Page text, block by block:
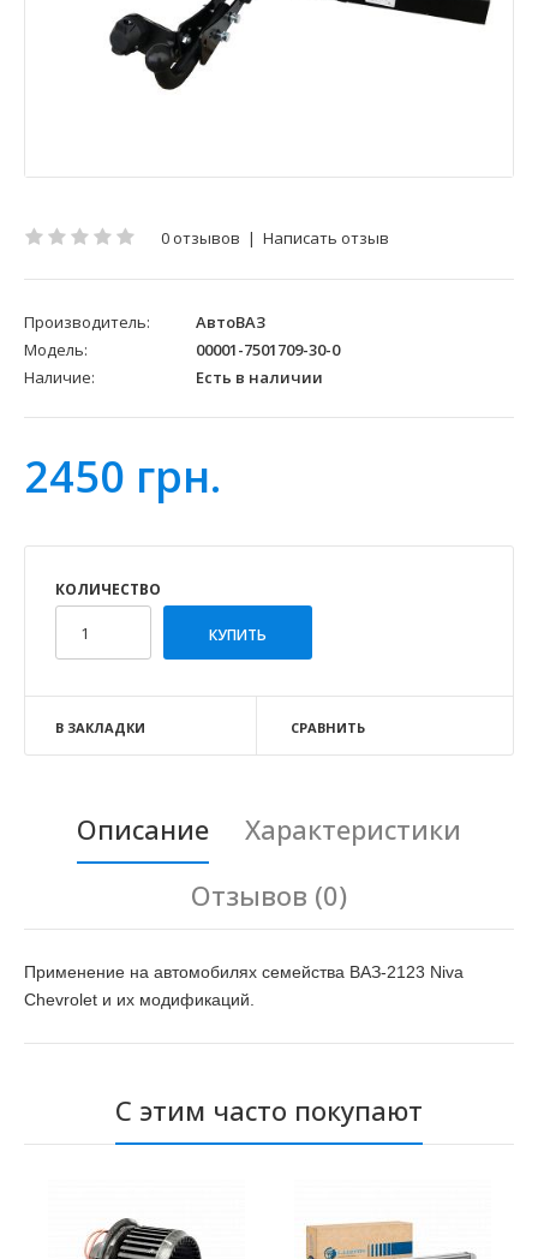
0 отзывов | Написать отзыв
Производитель:
АвтоВАЗ
Модель:
00001-7501709-30-0
Наличие:
Есть в наличии
2450 грн.
КОЛИЧЕСТВО
В ЗАКЛАДКИ СРАВНИТЬ
Описание
Характеристики
Отзывов (0)
Применение на автомобилях семейства ВАЗ-2123 Niva
Chevrolet и их модификаций.
С этим часто покупают